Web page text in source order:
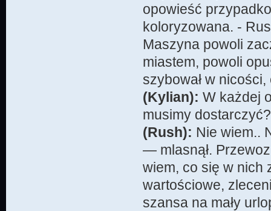
opowieść
koloryzowana. -
Maszyna powoli
miastem, powoli
szybował w
(Kylian): W każdej
musimy
(Rush): Nie wiem..
— mlasnął.
wiem, co się w nich
wartościowe,
szansa na mały